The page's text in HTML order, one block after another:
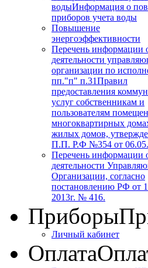
водыИнформация о
приборов учета воды
Повышение
энергоэффективности
Перечень информации
деятельности
организации по
пп."п" п.31Правил
предоставления
услуг собственникам и
пользователям
многоквартирных
жилых домов,
П.П. Р.Ф №354 от
Перечень информации
деятельности
Организации, согласно
постановлению РФ от
2013г. № 416.
Приборы
Личный кабинет
Оплата